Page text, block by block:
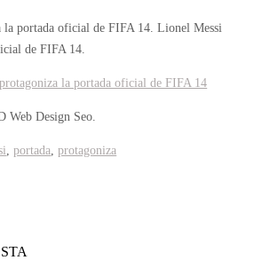
la portada oficial de FIFA 14.Lionel Messi
de FIFA 14.
la portada oficial de FIFA 14
Web Design Seo.
,portada,protagoniza